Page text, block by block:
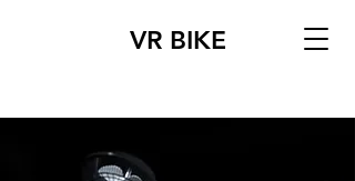
VR BIKE